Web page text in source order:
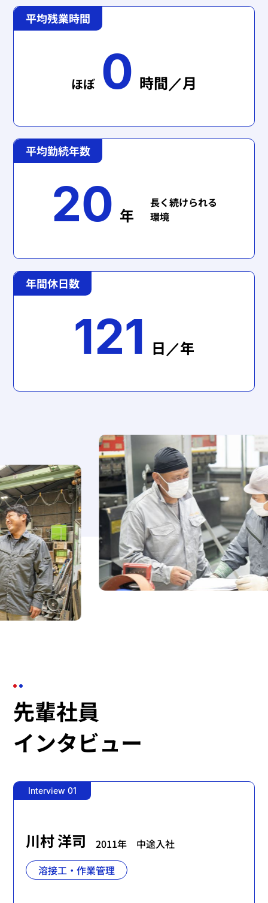
平均残業時間
ほぼ 0 時間／月
平均勤続年数
20 年
長く続けられる
環境
年間休日数
121 日／年
先輩社員
インタビュー
Interview 01
川村 洋司 2011年
中途入社
溶接工
作業管理